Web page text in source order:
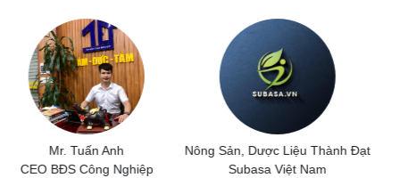
Nông Sản, Dược Liệu Thành Đạt
Subasa Việt Nam
Subasa Việt Nam
Chuỗi đồ ăn nhanh Subasa